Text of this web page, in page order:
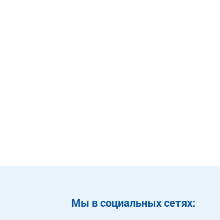
Mы в социальных сетях: